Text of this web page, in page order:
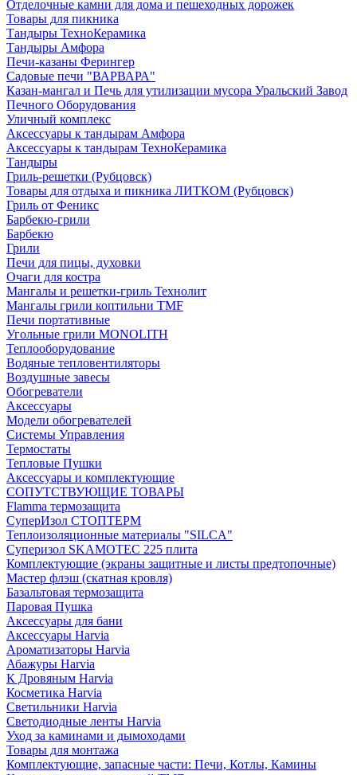
Отделочные камни для дома и пешеходных дорожек
Товары для пикника
Тандыры ТехноКерамика
Тандыры Амфора
Печи-казаны Ферингер
Садовые печи "ВАРВАРА"
Казан-мангал и Печь для утилизации мусора Уральский Завод
Печного Оборудования
Уличный комплекс
Аксессуары к тандырам Амфора
Аксессуары к тандырам ТехноКерамика
Тандыры
Гриль-решетки (Рубцовск)
Товары для отдыха и пикника ЛИТКОМ (Рубцовск)
Гриль от Феникс
Барбекю-грили
Барбекю
Грили
Печи для пицы, духовки
Очаги для костра
Мангалы и решетки-гриль Технолит
Мангалы грили коптильни TMF
Печи портативные
Угольные грили MONOLITH
Теплооборудование
Водяные тепловентиляторы
Воздушные завесы
Обогреватели
Аксессуары
Модели обогревателей
Системы Управления
Термостаты
Тепловые Пушки
Аксессуары и комплектующие
СОПУТСТВУЮЩИЕ ТОВАРЫ
Flamma термозащита
СуперИзол СТОПТЕРМ
Теплоизоляционные материалы "SILCA"
Суперизол SKAMOTEC 225 плита
Комплектующие (экраны защитные и листы предтопочные)
Мастер флэш (скатная кровля)
Базальтовая термозащита
Паровая Пушка
Аксессуары для бани
Аксессуары Harvia
Ароматизаторы Harvia
Абажуры Harvia
К Дровяным Harvia
Косметика Harvia
Светильники Harvia
Светодиодные ленты Harvia
Уход за каминами и дымоходами
Товары для монтажа
Комплектующие, запасные части: Печи, Котлы, Камины